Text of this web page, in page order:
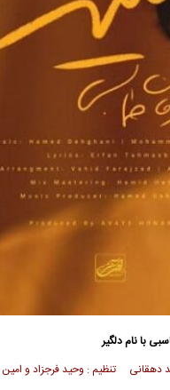
با نام دلگیر
دهقانی تنظیم : وحید فرجزاد و